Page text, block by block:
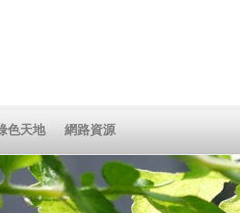
色天地 網路資源